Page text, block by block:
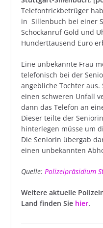
Telefontrickbetrüger
in Sillenbuch bei einer
Schockanruf Gold und
Hunderttausend Euro
Eine unbekannte Frau
telefonisch bei der
angebliche Tochter
einen schweren Unfall
dann das Telefon an
Dieser teilte der
hinterlegen müsse um
Die Seniorin übergab
einen unbekannten
Quelle: Polizeipräsidium
Weitere aktuelle
Land finden Sie hier.